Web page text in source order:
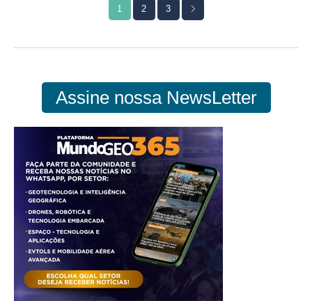
1 2 3
Assine nossa NewsLetter